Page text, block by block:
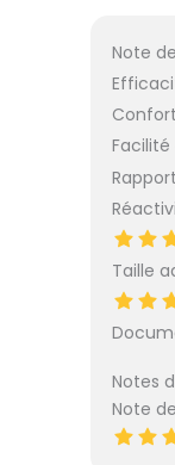
Note
Facilité
Taille
Notes
Note